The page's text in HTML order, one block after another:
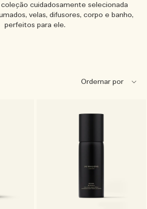
cuidadosamente selecionada
velas, difusores, corpo e banho,
perfeitos para ele.